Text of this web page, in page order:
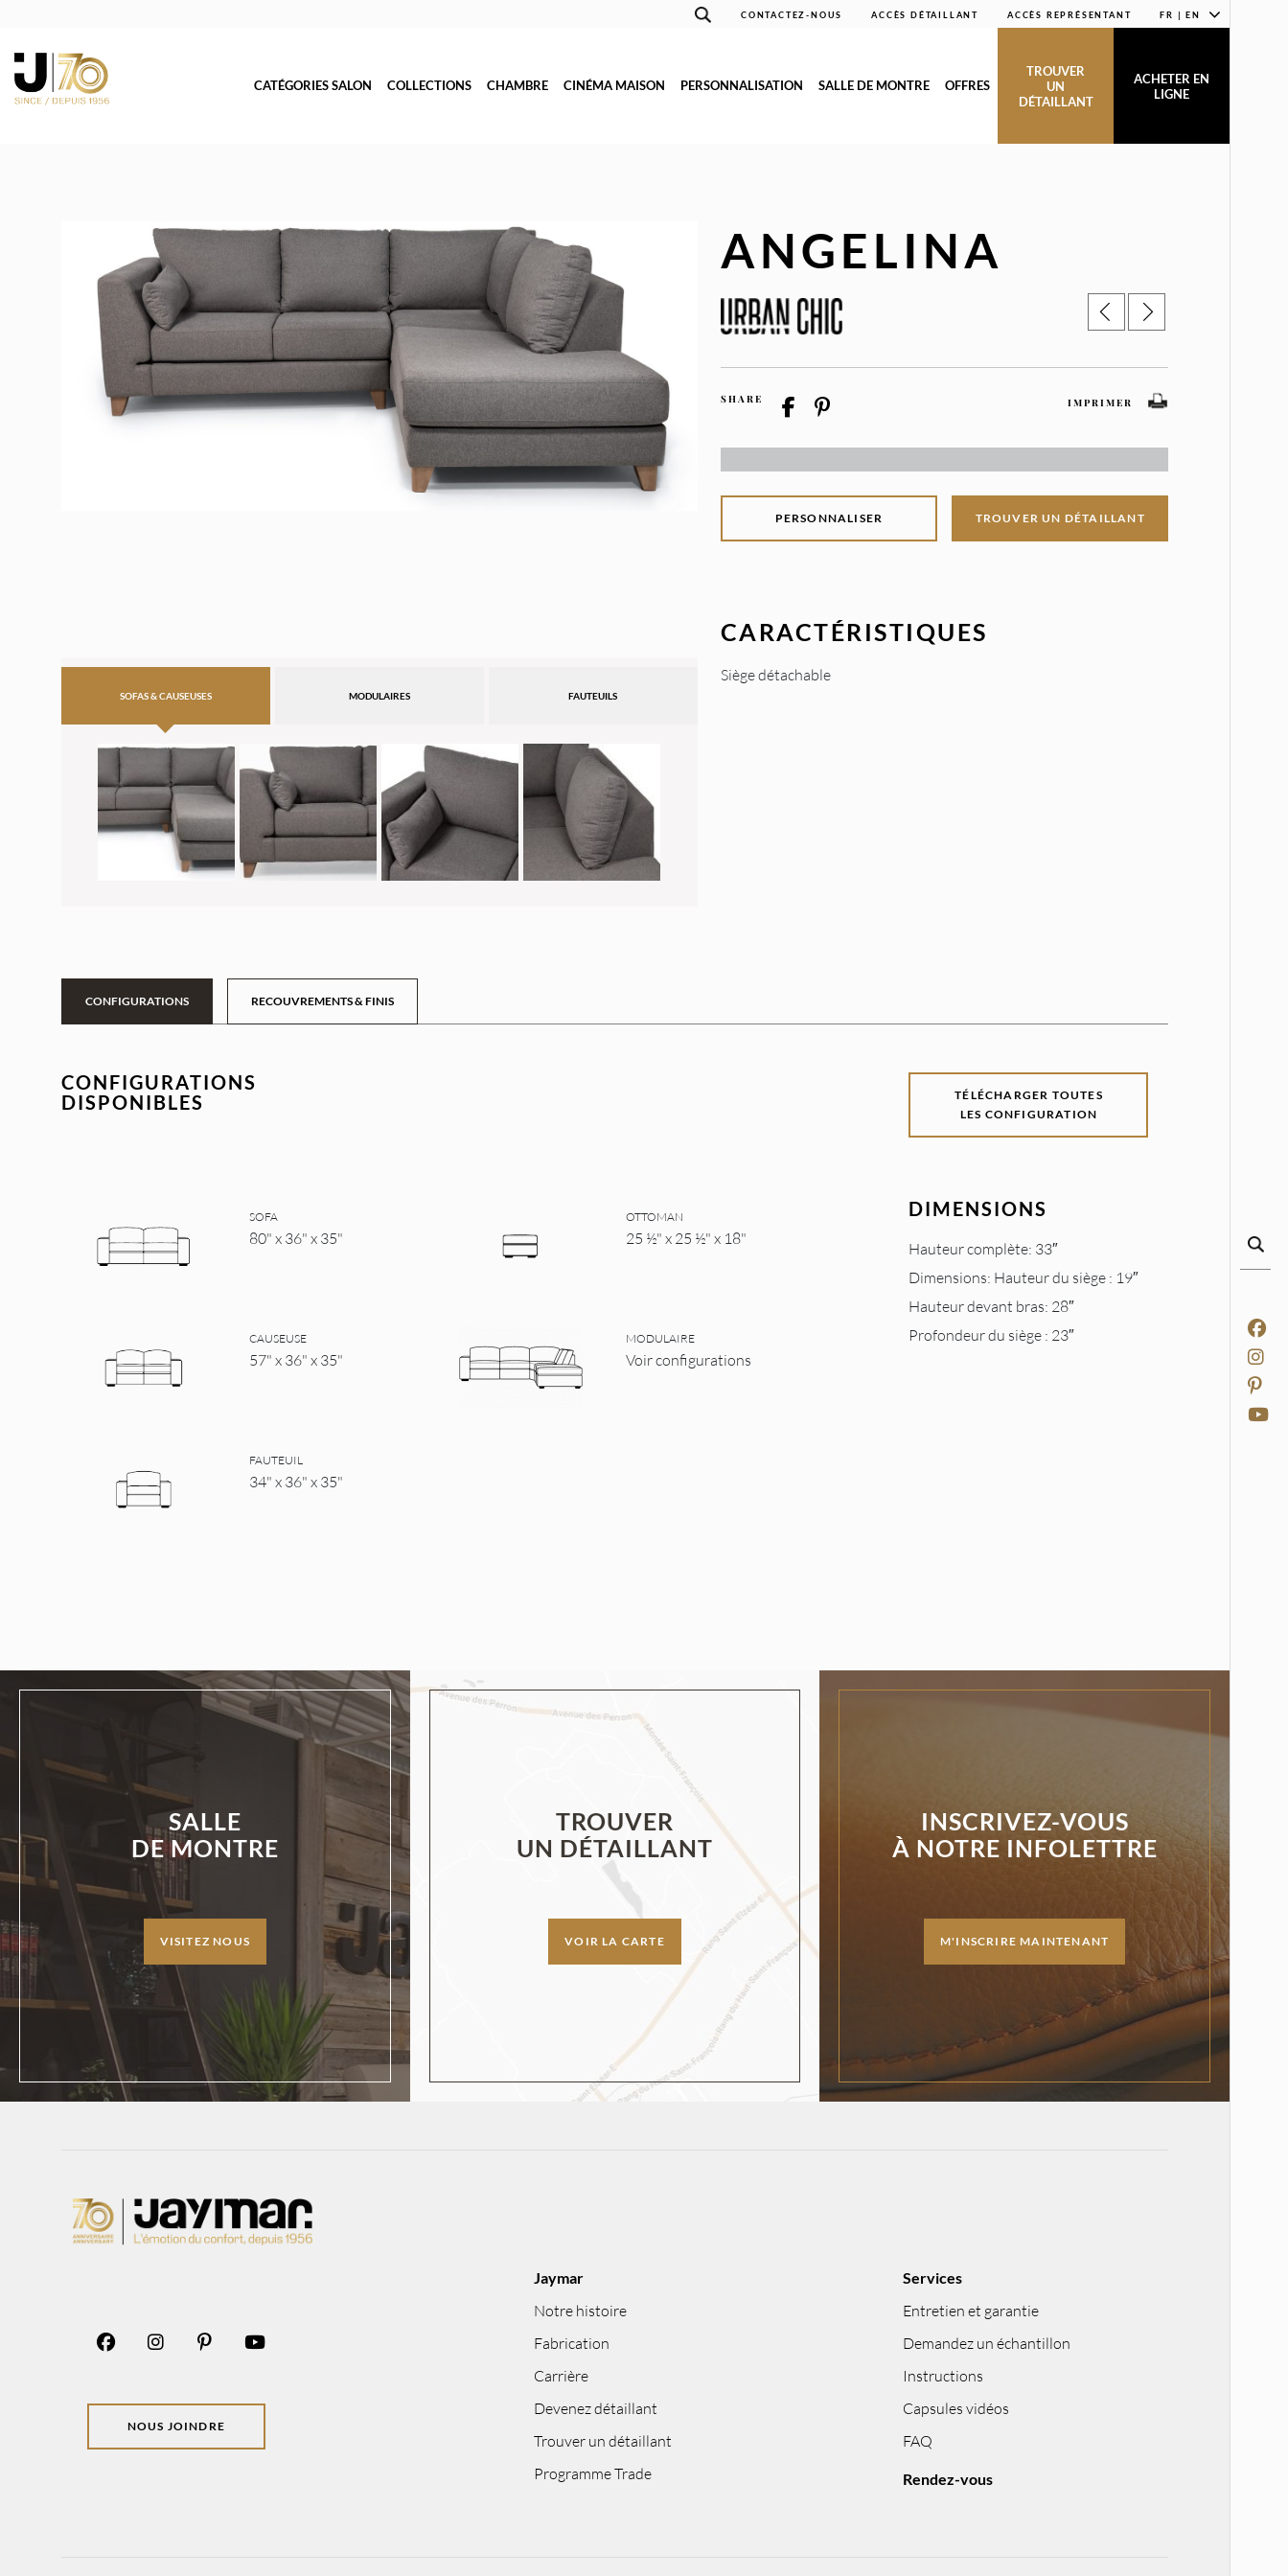
CONTACTEZ-NOUS ACCÈS DÉTAILLANT ACCÈS REPRÉSENTANT FR | EN
CATÉGORIES SALON COLLECTIONS CHAMBRE CINÉMA MAISON PERSONNALISATION SALLE DE MONTRE OFFRES
TROUVER
UN
DÉTAILLANT
ACHETER EN
LIGNE
SOFAS & CAUSEUSES MODULAIRES FAUTEUILS
ANGELINA
SHARE IMPRIMER
PERSONNALISER TROUVER UN DÉTAILLANT
CARACTÉRISTIQUES
Siège détachable
CONFIGURATIONS RECOUVREMENTS & FINIS
CONFIGURATIONS
DISPONIBLES
SOFA
80" x 36" x 35"
OTTOMAN
25 ½" x 25 ½" x 18"
CAUSEUSE
57" x 36" x 35"
MODULAIRE
Voir configurations
FAUTEUIL
34" x 36" x 35"
TÉLÉCHARGER TOUTES
LES CONFIGURATION
DIMENSIONS
Hauteur complète: 33″
Dimensions: Hauteur du siège : 19″
Hauteur devant bras: 28″
Profondeur du siège : 23″
SALLE
DE MONTRE
VISITEZ NOUS
TROUVER
UN DÉTAILLANT
VOIR LA CARTE
INSCRIVEZ-VOUS
À NOTRE INFOLETTRE
M'INSCRIRE MAINTENANT
NOUS JOINDRE
Jaymar
Notre histoire
Fabrication
Carrière
Devenez détaillant
Trouver un détaillant
Programme Trade
Services
Entretien et garantie
Demandez un échantillon
Instructions
Capsules vidéos
FAQ
Rendez-vous